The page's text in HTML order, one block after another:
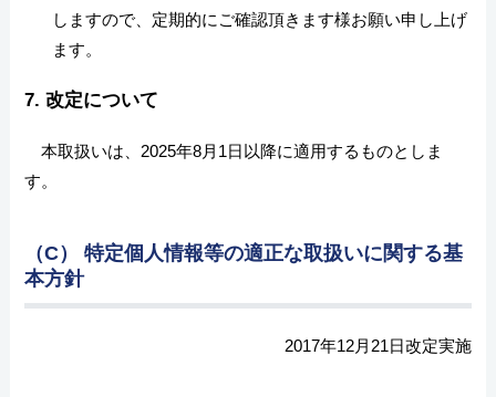
しますので、定期的にご確認頂きます様お願い申し上げ
ます。
7. 改定について
本取扱いは、2025年8月1日以降に適用するものとしま
す。
（C） 特定個人情報等の適正な取扱いに関する基
本方針
2017年12月21日改定実施